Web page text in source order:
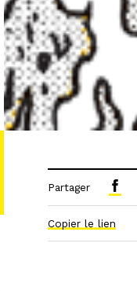
Partager
Copier le lien